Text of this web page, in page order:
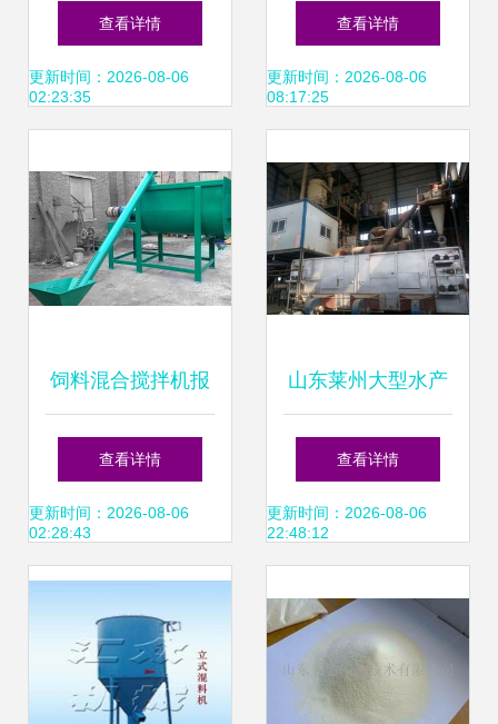
行业的关联探析
查看详情
更新时间：2026-08-06
02:23:35
业木粉制粒与饲料
加工设备引领者
查看详情
更新时间：2026-08-06
08:17:25
饲料混合搅拌机报
价与厂家选择指南
查看详情
更新时间：2026-08-06
02:28:43
山东莱州大型水产
饲料公司100%股
权转让，聚焦水产
产
查看详情
更新时间：2026-08-06
22:48:12